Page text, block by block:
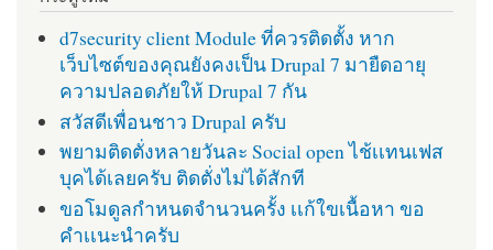
d7security client Module ที่ควรติดตั้ง หาก
เว็บไซต์ของคุณยังคงเป็น Drupal 7 มายืดอายุ
ความปลอดภัยให้ Drupal 7 กัน
สวัสดีเพื่อนชาว Drupal ครับ
พยามติดตั่งหลายวันละ Social open ไช้เเทนเฟส
บุคได้เลยครับ ติดตั่งไม่ได้สักที
ขอโมดูลกำหนดจำนวนครั้ง เเก้ใขเนื้อหา ขอ
คำเเนะนำครับ